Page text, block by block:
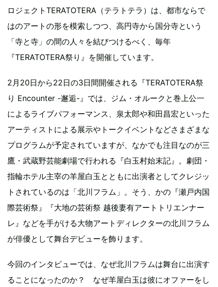
ロジェクトTERATOTERA（テラトテラ）は、都市ならで
はのアートの形を模索しつつ、高円寺から国分寺という
「寺と寺」の間の人々を結びつけるべく、毎年
『TERATOTERA祭り』を開催しています。
2月20日から22日の3日間開催される『TERATOTERA祭
り Encounter -邂逅-』では、ジム・オルークと巻上公一
によるライブパフォーマンス、泉太郎や和田昌宏といった
アーティストによる展示やトークイベントなどさまざまな
プログラムが予定されていますが、なかでも注目なのが三
鷹・武蔵野芸能劇場で行われる『白玉村始末記』。劇団・
指輪ホテル主宰の羊屋白玉とともに出演者としてクレジッ
トされているのは「北川フラム」。そう、かの『瀬戸内国
際芸術祭』『大地の芸術祭 越後妻有アートトリエンナー
レ』などを手がける大物アートディレクターの北川フラム
が俳優として舞台デビューを飾ります。
今回のインタビューでは、なぜ北川フラムは舞台に出演す
ることになったのか？ なぜ羊屋白玉は彼にオファーをし